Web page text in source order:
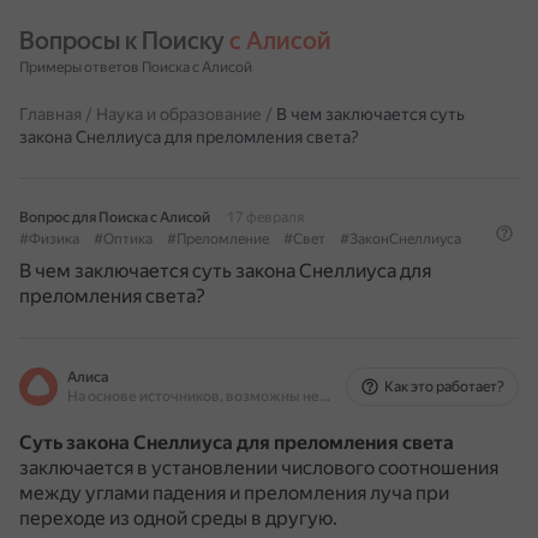
Вопросы к Поиску с Алисой
Примеры ответов Поиска с Алисой
Главная / Наука и образование / В чем заключается суть
закона Снеллиуса для преломления света?
Вопрос для Поиска с Алисой
17 февраля
#Физика
#Оптика #Преломление #Свет #ЗаконСнеллиуса
В чем заключается суть закона Снеллиуса для
преломления света?
Алиса
На основе источников, возможны неточности
Как это работает?
Суть закона Снеллиуса для преломления света
заключается в установлении числового соотношения
между углами падения и преломления луча при
переходе из одной среды в другую.